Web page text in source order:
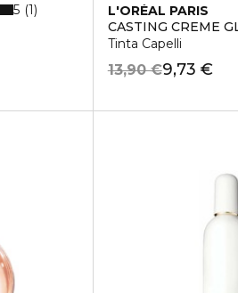
5 1
L'ORÉAL PARIS
CASTING CREME
Tinta Capelli
9,73 €
13,90 €